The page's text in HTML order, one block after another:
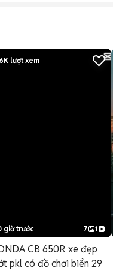
lượt xem
giờ trước 7 1
CB 650R xe đẹp
pkl có đồ chơi biển 29